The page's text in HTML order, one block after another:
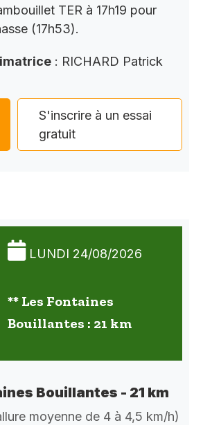
TER à 17h19 pour
(17h53).
: RICHARD Patrick
S'inscrire à un essai
gratuit
LUNDI 24/08/2026
** Les Fontaines
Bouillantes : 21 km
Bouillantes - 21 km
moyenne de 4 à 4,5 km/h)